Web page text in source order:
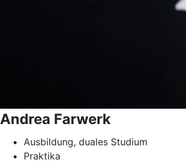
Andrea Farwerk
Ausbildung, duales Studium
Praktika